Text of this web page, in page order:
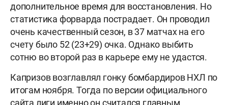
дополнительное время для восстановления. Но
статистика форварда пострадает. Он проводил
очень качественный сезон, в 37 матчах на его
счету было 52 (23+29) очка. Однако выбить
сотню во второй раз в карьере ему не удастся.
Капризов возглавлял гонку бомбардиров НХЛ по
итогам ноября. Тогда по версии официального
сайта лиги именно он считался главным